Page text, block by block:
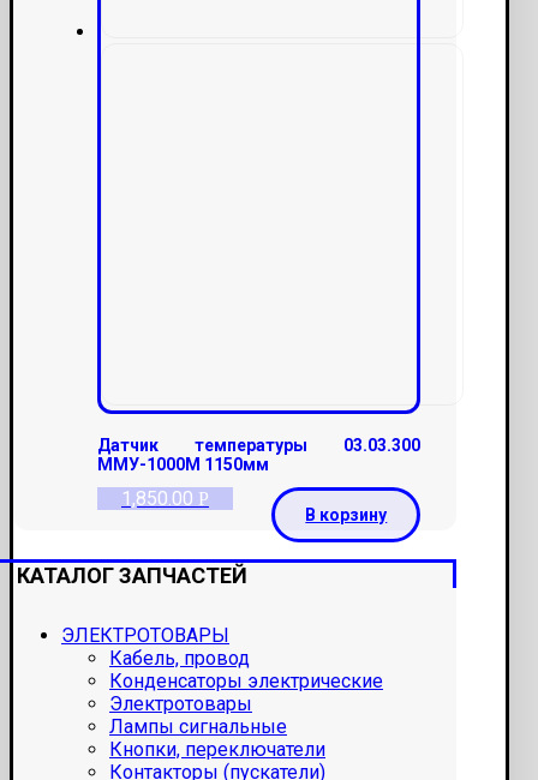
Датчик температуры 03.03.300
ММУ-1000М 1150мм
1,850.00 Р
В корзину
КАТАЛОГ ЗАПЧАСТЕЙ
ЭЛЕКТРОТОВАРЫ
Кабель, провод
Конденсаторы электрические
Электротовары
Лампы сигнальные
Кнопки, переключатели
Контакторы (пускатели)